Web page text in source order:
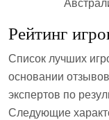
Рейтинг
Список лучших
основании
экспертов по
Следующие